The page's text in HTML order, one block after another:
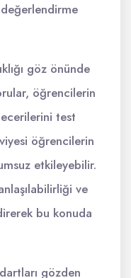
değerlendirme
göz önünde
öğrencilerin
test
öğrencilerin
etkileyebilir.
ve
bu konuda
gözden